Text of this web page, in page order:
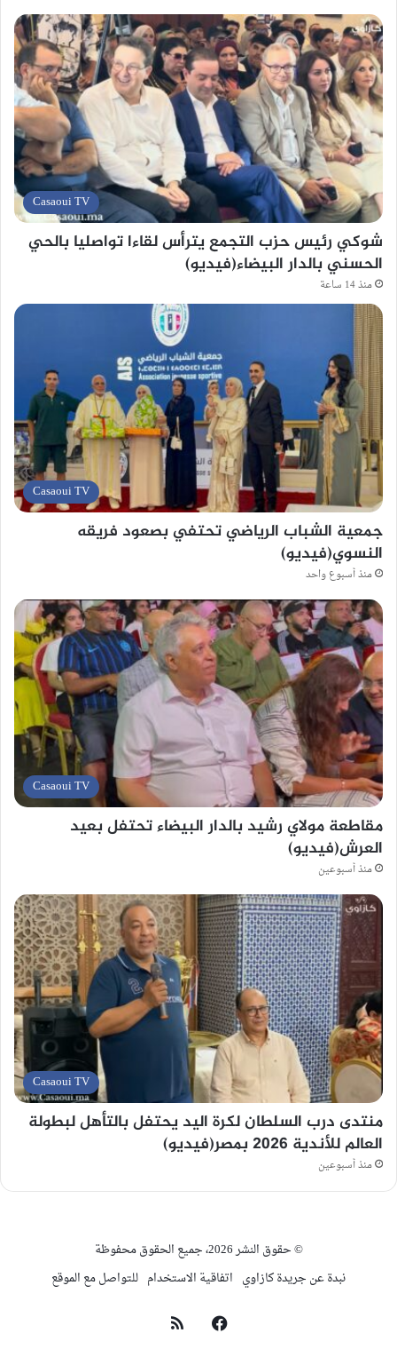
Casaoui TV
شوكي رئيس حزب التجمع يترأس لقاءا تواصليا بالحي
الحسني بالدار البيضاء(فيديو)
منذ 14 ساعة
Casaoui TV
جمعية الشباب الرياضي تحتفي بصعود فريقه
النسوي(فيديو)
منذ أسبوع واحد
Casaoui TV
مقاطعة مولاي رشيد بالدار البيضاء تحتفل بعيد
العرش(فيديو)
منذ أسبوعين
Casaoui TV
منتدى درب السلطان لكرة اليد يحتفل بالتأهل لبطولة
العالم للأندية 2026 بمصر(فيديو)
منذ أسبوعين
© حقوق النشر 2026، جميع الحقوق محفوظة
نبدة عن جريدة كازاوي اتفاقية الاستخدام للتواصل مع الموقع
فيسبوك